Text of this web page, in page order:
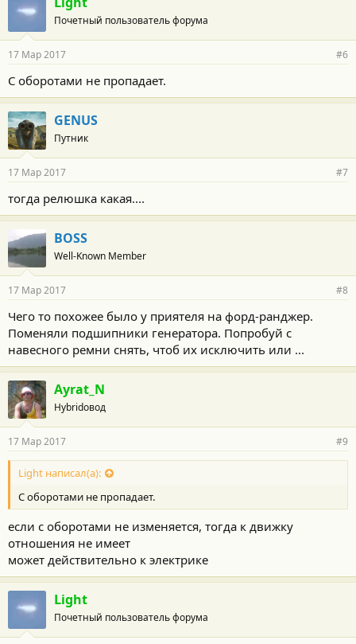
Почетный пользователь форума
17 Мар 2017 #6
С оборотами не пропадает.
GENUS
Путник
17 Мар 2017 #7
тогда релюшка какая....
BOSS
Well-Known Member
17 Мар 2017 #8
Чего то похожее было у приятеля на форд-ранджер.
Поменяли подшипники генератора. Попробуй с
навесного ремни снять, чтоб их исключить или ...
Ayrat_N
Hybridовод
17 Мар 2017 #9
Light написал(а):
С оборотами не пропадает.
если с оборотами не изменяется, тогда к движку
отношения не имеет
может действительно к электрике
Light
Почетный пользователь форума